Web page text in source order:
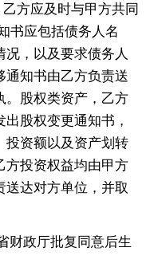
方应及时与甲方共同
书应包括债务人名
，以及要求债务人
通知书由乙方负责送
。股权类资产，乙方
股权变更通知书，
投资额以及资产划转
方投资权益均由甲方
送达对方单位，并取
财政厅批复同意后生